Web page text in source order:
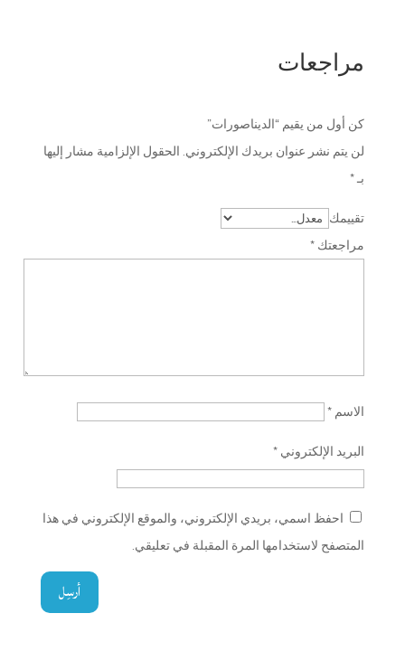
مراجعات
كن أول من يقيم “الديناصورات”
لن يتم نشر عنوان بريدك الإلكتروني. الحقول الإلزامية مشار إليها
بـ*
تقييمك
مراجعتك *
الاسم *
البريد الإلكتروني *
احفظ اسمي، بريدي الإلكتروني، والموقع الإلكتروني في هذا
المتصفح لاستخدامها المرة المقبلة في تعليقي.
أرسِل